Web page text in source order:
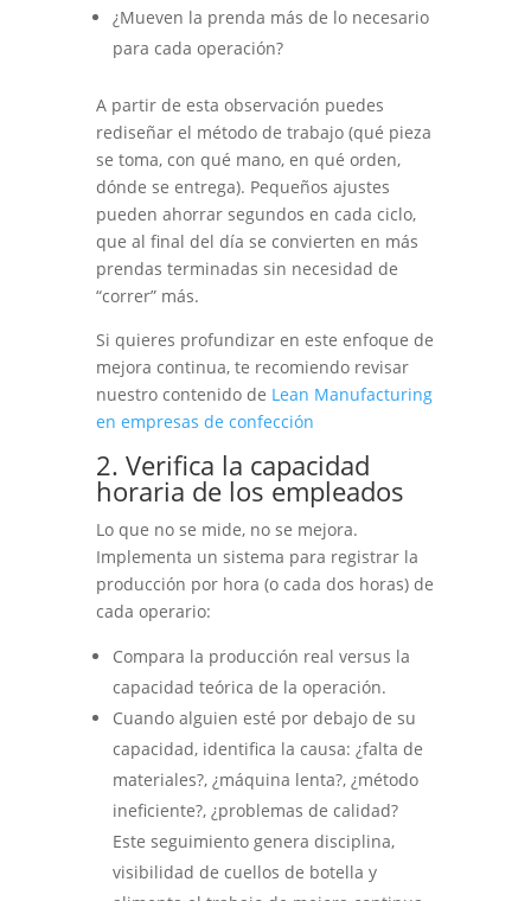
¿Mueven la prenda más de lo necesario
para cada operación?
A partir de esta observación puedes
rediseñar el método de trabajo (qué pieza
se toma, con qué mano, en qué orden,
dónde se entrega). Pequeños ajustes
pueden ahorrar segundos en cada ciclo,
que al final del día se convierten en más
prendas terminadas sin necesidad de
“correr” más.
Si quieres profundizar en este enfoque de
mejora continua, te recomiendo revisar
nuestro contenido de Lean Manufacturing
en empresas de confección
2. Verifica la capacidad
horaria de los empleados
Lo que no se mide, no se mejora.
Implementa un sistema para registrar la
producción por hora (o cada dos horas) de
cada operario:
Compara la producción real versus la
capacidad teórica de la operación.
Cuando alguien esté por debajo de su
capacidad, identifica la causa: ¿falta de
materiales?, ¿máquina lenta?, ¿método
ineficiente?, ¿problemas de calidad?
Este seguimiento genera disciplina,
visibilidad de cuellos de botella y